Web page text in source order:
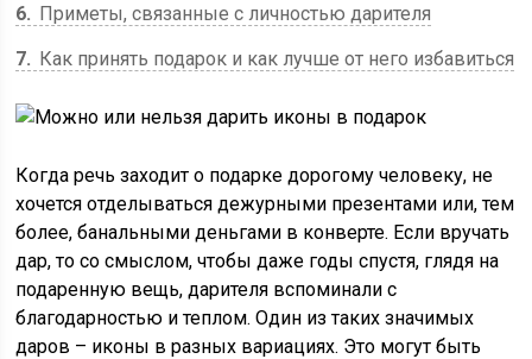
6
Приметы, связанные с личностью дарителя
7
Как принять подарок и как лучше от него избавиться
Когда речь заходит о подарке дорогому человеку, не
хочется отделываться дежурными презентами или, тем
более, банальными деньгами в конверте. Если вручать
дар, то со смыслом, чтобы даже годы спустя, глядя на
подаренную вещь, дарителя вспоминали с
благодарностью и теплом. Один из таких значимых
даров – иконы в разных вариациях. Это могут быть